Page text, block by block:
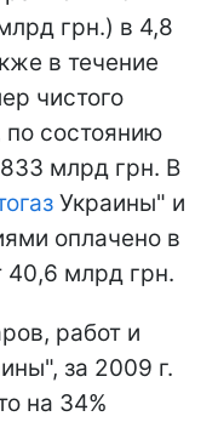
грн.) в 4,8
в течение
чистого
по состоянию
млрд грн. В
Украины" и
оплачено в
40,6 млрд грн.
работ и
за 2009 г.
на 34%